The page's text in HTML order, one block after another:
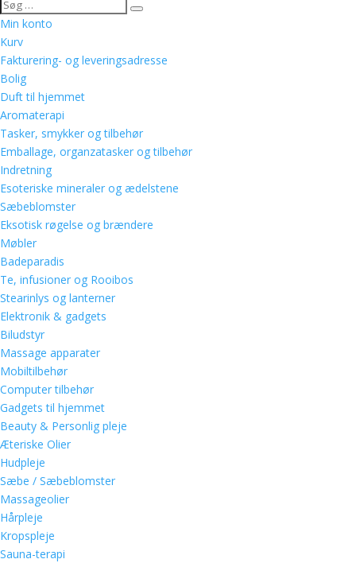
Min konto
Kurv
Fakturering- og leveringsadresse
Bolig
Duft til hjemmet
Aromaterapi
Tasker, smykker og tilbehør
Emballage, organzatasker og tilbehør
Indretning
Esoteriske mineraler og ædelstene
Sæbeblomster
Eksotisk røgelse og brændere
Møbler
Badeparadis
Te, infusioner og Rooibos
Stearinlys og lanterner
Elektronik & gadgets
Biludstyr
Massage apparater
Mobiltilbehør
Computer tilbehør
Gadgets til hjemmet
Beauty & Personlig pleje
Æteriske Olier
Hudpleje
Sæbe / Sæbeblomster
Massageolier
Hårpleje
Kropspleje
Sauna-terapi